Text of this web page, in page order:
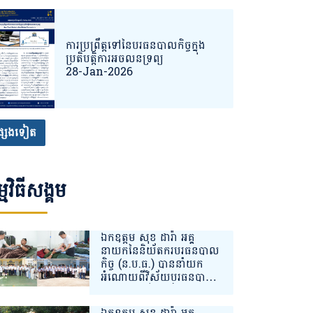
ការប្រព្រឹត្តទៅនៃបរធនបាលកិច្ចក្នុង
ប្រតិបតិ្តការអចលនទ្រព្យ
28-Jan-2026
េងទៀត
វិធីសង្គម
ឯកឧត្តម សុខ ដារ៉ា អគ្គ
នាយកនៃនិយ័តករបរធនបាល
កិច្ច (ន.ប.ធ.) បាននាំយក
អំណោយពីវិស័យបរធនបាល
កិច្ចជូនដល់វីរកងទ័ពជួរមុខ
ដែលបានរងរបួស និងកំពុង